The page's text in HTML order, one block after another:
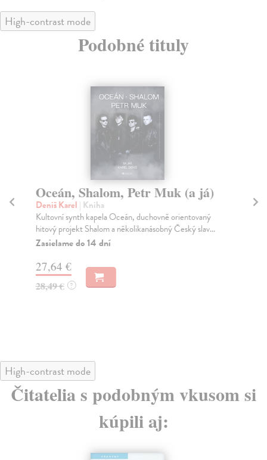
High-contrast mode
Podobné tituly
Oceán, Shalom, Petr Muk (a já)
Deniš Karel | Kniha
Kultovní synth kapela Oceán, duchovně orientovaný
hitový projekt Shalom a několikanásobný Český slav...
Zasielame do 14 dní
27,64 €
28,49 € ?
High-contrast mode
Čitatelia s podobným vkusom si
kúpili aj: